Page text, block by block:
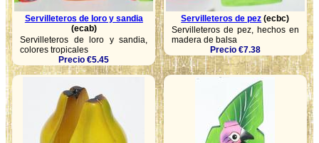
Servilleteros de loro y sandia
(ecab)
Servilleteros de loro y sandia,
colores tropicales
Precio €5.45
Servilleteros de pez (ecbc)
Servilleteros de pez, hechos en
madera de balsa
Precio €7.38